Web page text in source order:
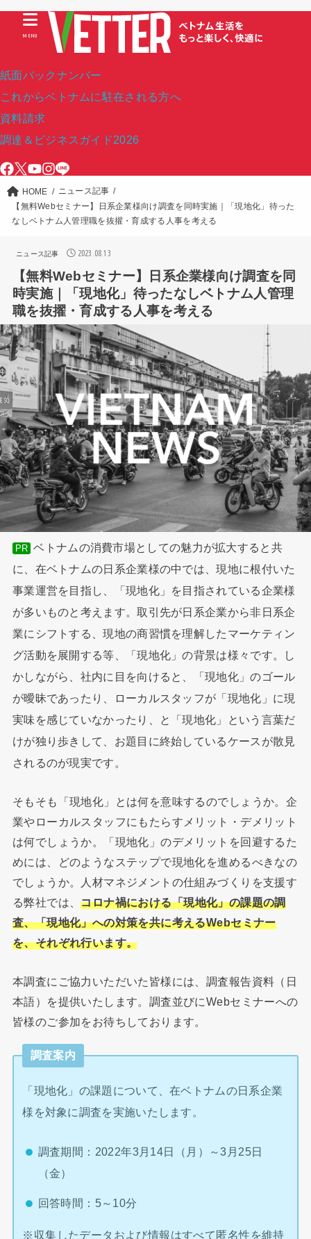
紙面バックナンバー
これからベトナムに駐在される方へ
資料請求
調達＆ビジネスガイド2026
MENU
HOME
ニュース記事
【無料Webセミナー】日系企業様向け調査を同時実施｜「現地化」待った
なしベトナム人管理職を抜擢・育成する人事を考える
ニュース記事 2023.08.13
【無料Webセミナー】日系企業様向け調査を同
時実施｜「現地化」待ったなしベトナム人管理
職を抜擢・育成する人事を考える
PR ベトナムの消費市場としての魅力が拡大すると共
に、在ベトナムの日系企業様の中では、現地に根付いた
事業運営を目指し、「現地化」を目指されている企業様
が多いものと考えます。取引先が日系企業から非日系企
業にシフトする、現地の商習慣を理解したマーケティン
グ活動を展開する等、「現地化」の背景は様々です。し
かしながら、社内に目を向けると、「現地化」のゴール
が曖昧であったり、ローカルスタッフが「現地化」に現
実味を感じていなかったり、と「現地化」という言葉だ
けが独り歩きして、お題目に終始しているケースが散見
されるのが現実です。
そもそも「現地化」とは何を意味するのでしょうか。企
業やローカルスタッフにもたらすメリット・デメリット
は何でしょうか。「現地化」のデメリットを回避するた
めには、どのようなステップで現地化を進めるべきなの
でしょうか。人材マネジメントの仕組みづくりを支援す
る弊社では、コロナ禍における「現地化」の課題の調
査、「現地化」への対策を共に考えるWebセミナー
を、それぞれ行います。
本調査にご協力いただいた皆様には、調査報告資料（日
本語）を提供いたします。調査並びにWebセミナーへの
皆様のご参加をお待ちしております。
調査案内
「現地化」の課題について、在ベトナムの日系企業
様を対象に調査を実施いたします。
調査期間：2022年3月14日（月）～3月25日
（金）
回答時間：5～10分
※収集したデータおよび情報はすべて匿名性を維持